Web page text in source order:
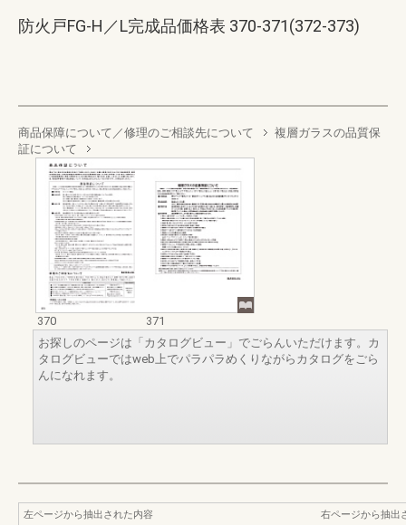
防火戸FG-H／L完成品価格表 370-371(372-373)
商品保障について／修理のご相談先について
複層ガラスの品質保
証について
370
371
お探しのページは「カタログビュー」でごらんいただけます。カ
タログビューではweb上でパラパラめくりながらカタログをごら
んになれます。
左ページから抽出された内容
右ページから抽出